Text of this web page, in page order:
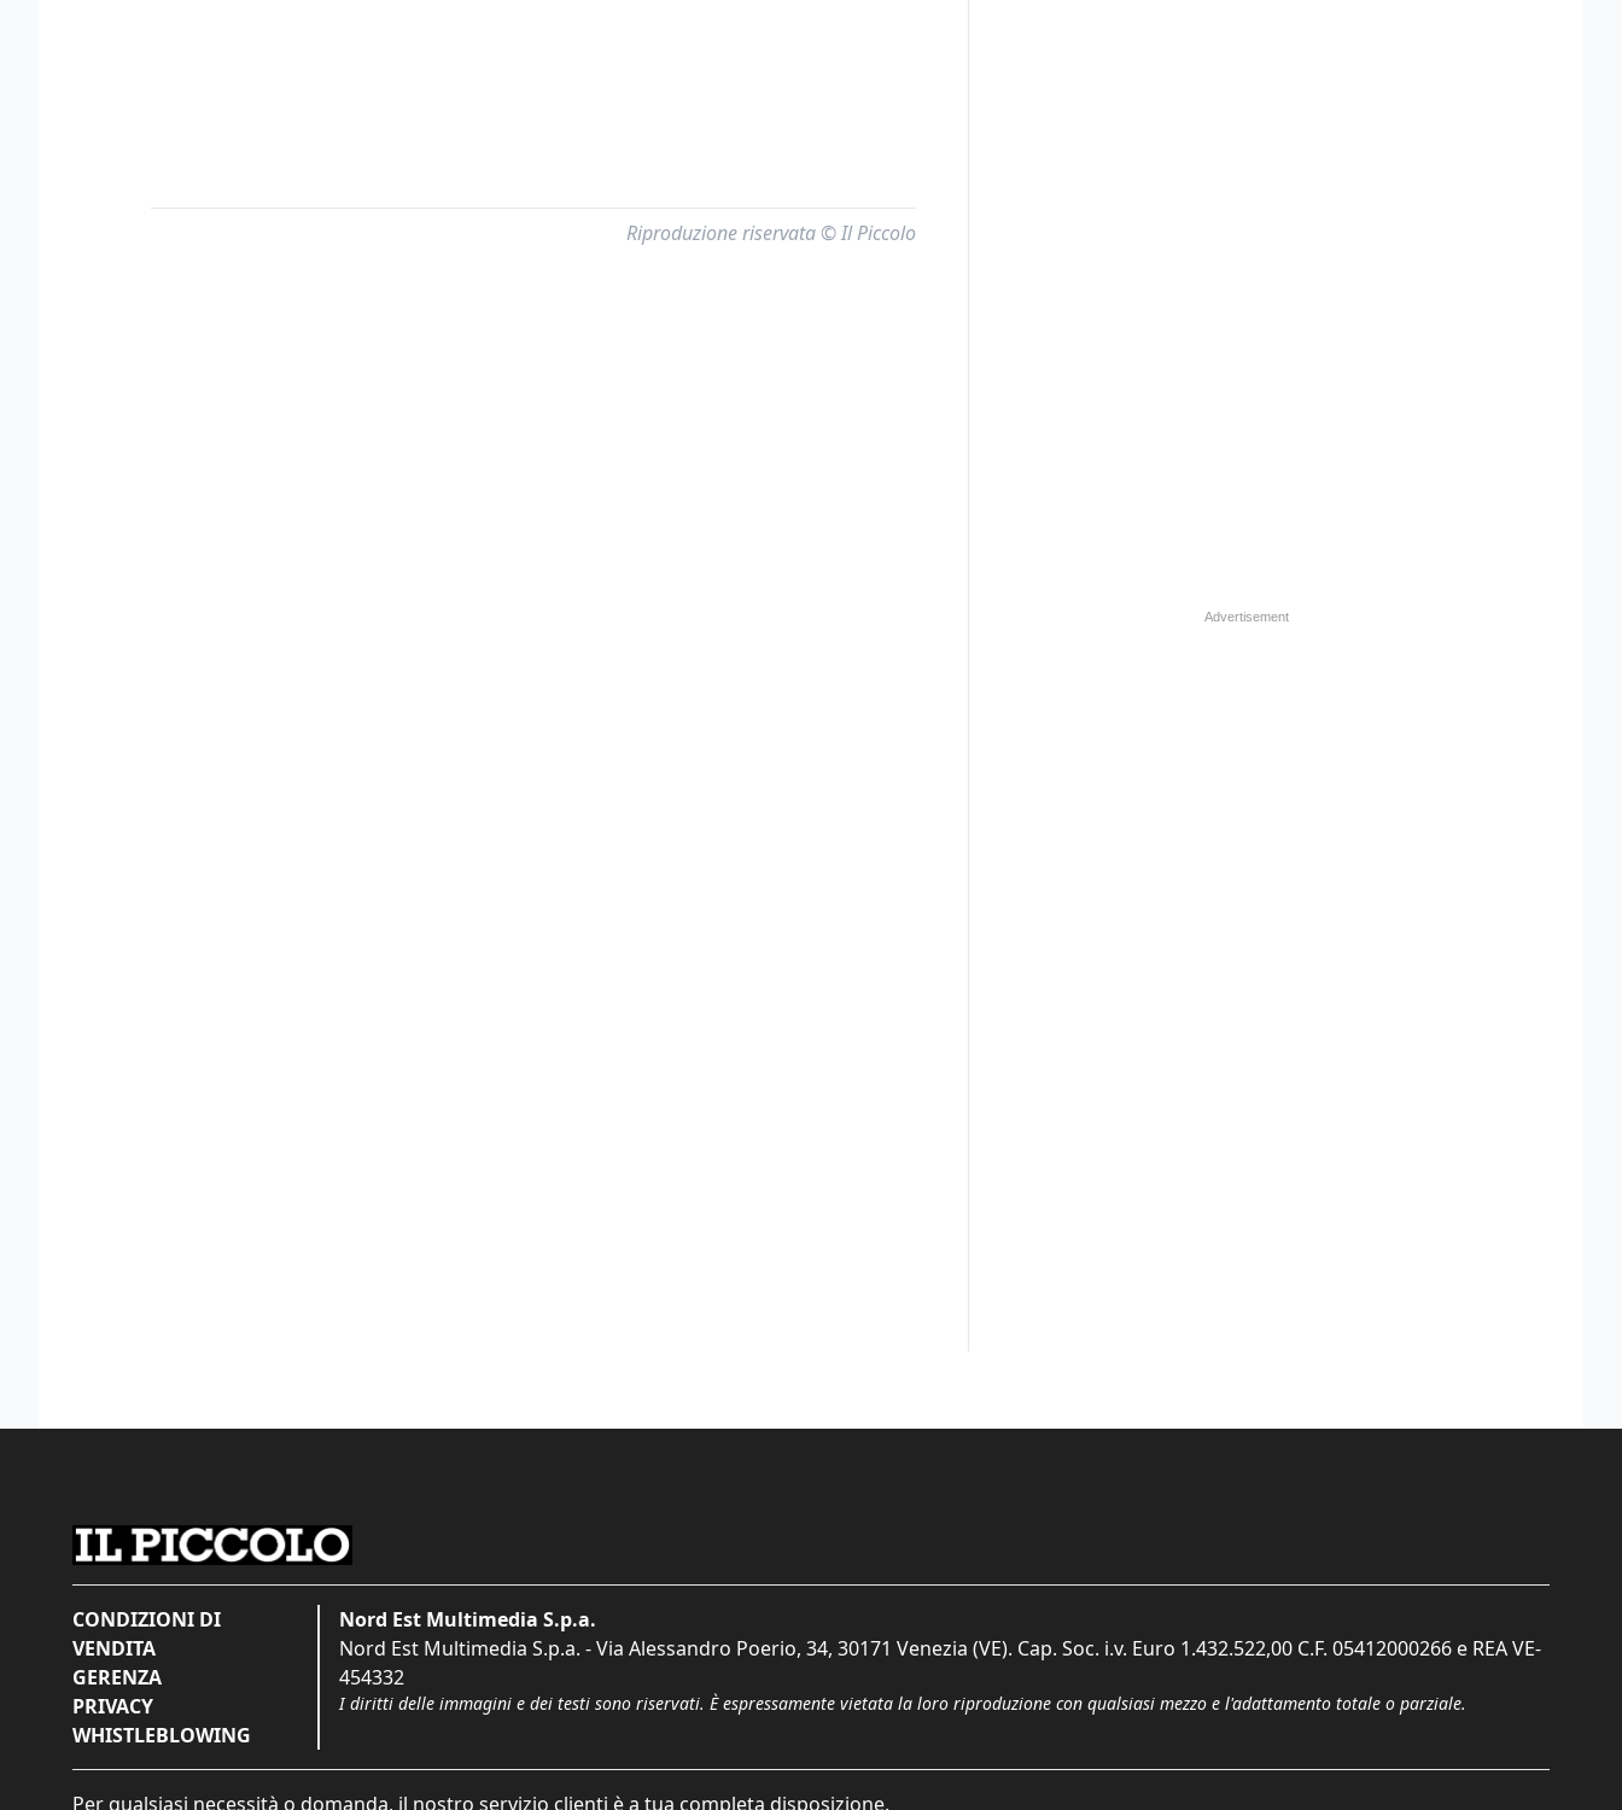
Riproduzione riservata © Il Piccolo
CONDIZIONI DI
VENDITA
GERENZA
PRIVACY
WHISTLEBLOWING
Nord Est Multimedia S.p.a.
Nord Est Multimedia S.p.a. - Via Alessandro Poerio, 34, 30171 Venezia (VE). Cap. Soc. i.v. Euro 1.432.522,00 C.F. 05412000266 e REA VE-
454332
I diritti delle immagini e dei testi sono riservati. È espressamente vietata la loro riproduzione con qualsiasi mezzo e l'adattamento totale o parziale.
Per qualsiasi necessità o domanda, il nostro servizio clienti è a tua completa disposizione.